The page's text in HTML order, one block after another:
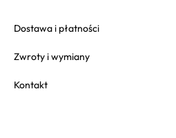
Dostawa i płatności
Zwroty i wymiany
Kontakt